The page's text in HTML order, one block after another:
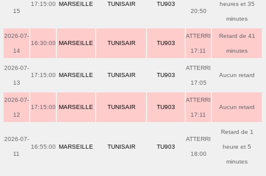
15
17:15:00 MARSEILLE TUNISAIR TU903
20:50
heures et 35
minutes
2026-07-
14
16:30:00 MARSEILLE TUNISAIR TU903
ATTERRI
17:11
Retard de 41
minutes
2026-07-
13
17:15:00 MARSEILLE TUNISAIR TU903
ATTERRI
17:05
Aucun retard
2026-07-
12
17:15:00 MARSEILLE TUNISAIR TU903
ATTERRI
17:11
Aucun retard
2026-07-
11
16:55:00 MARSEILLE TUNISAIR TU903
ATTERRI
18:00
Retard de 1
heure et 5
minutes